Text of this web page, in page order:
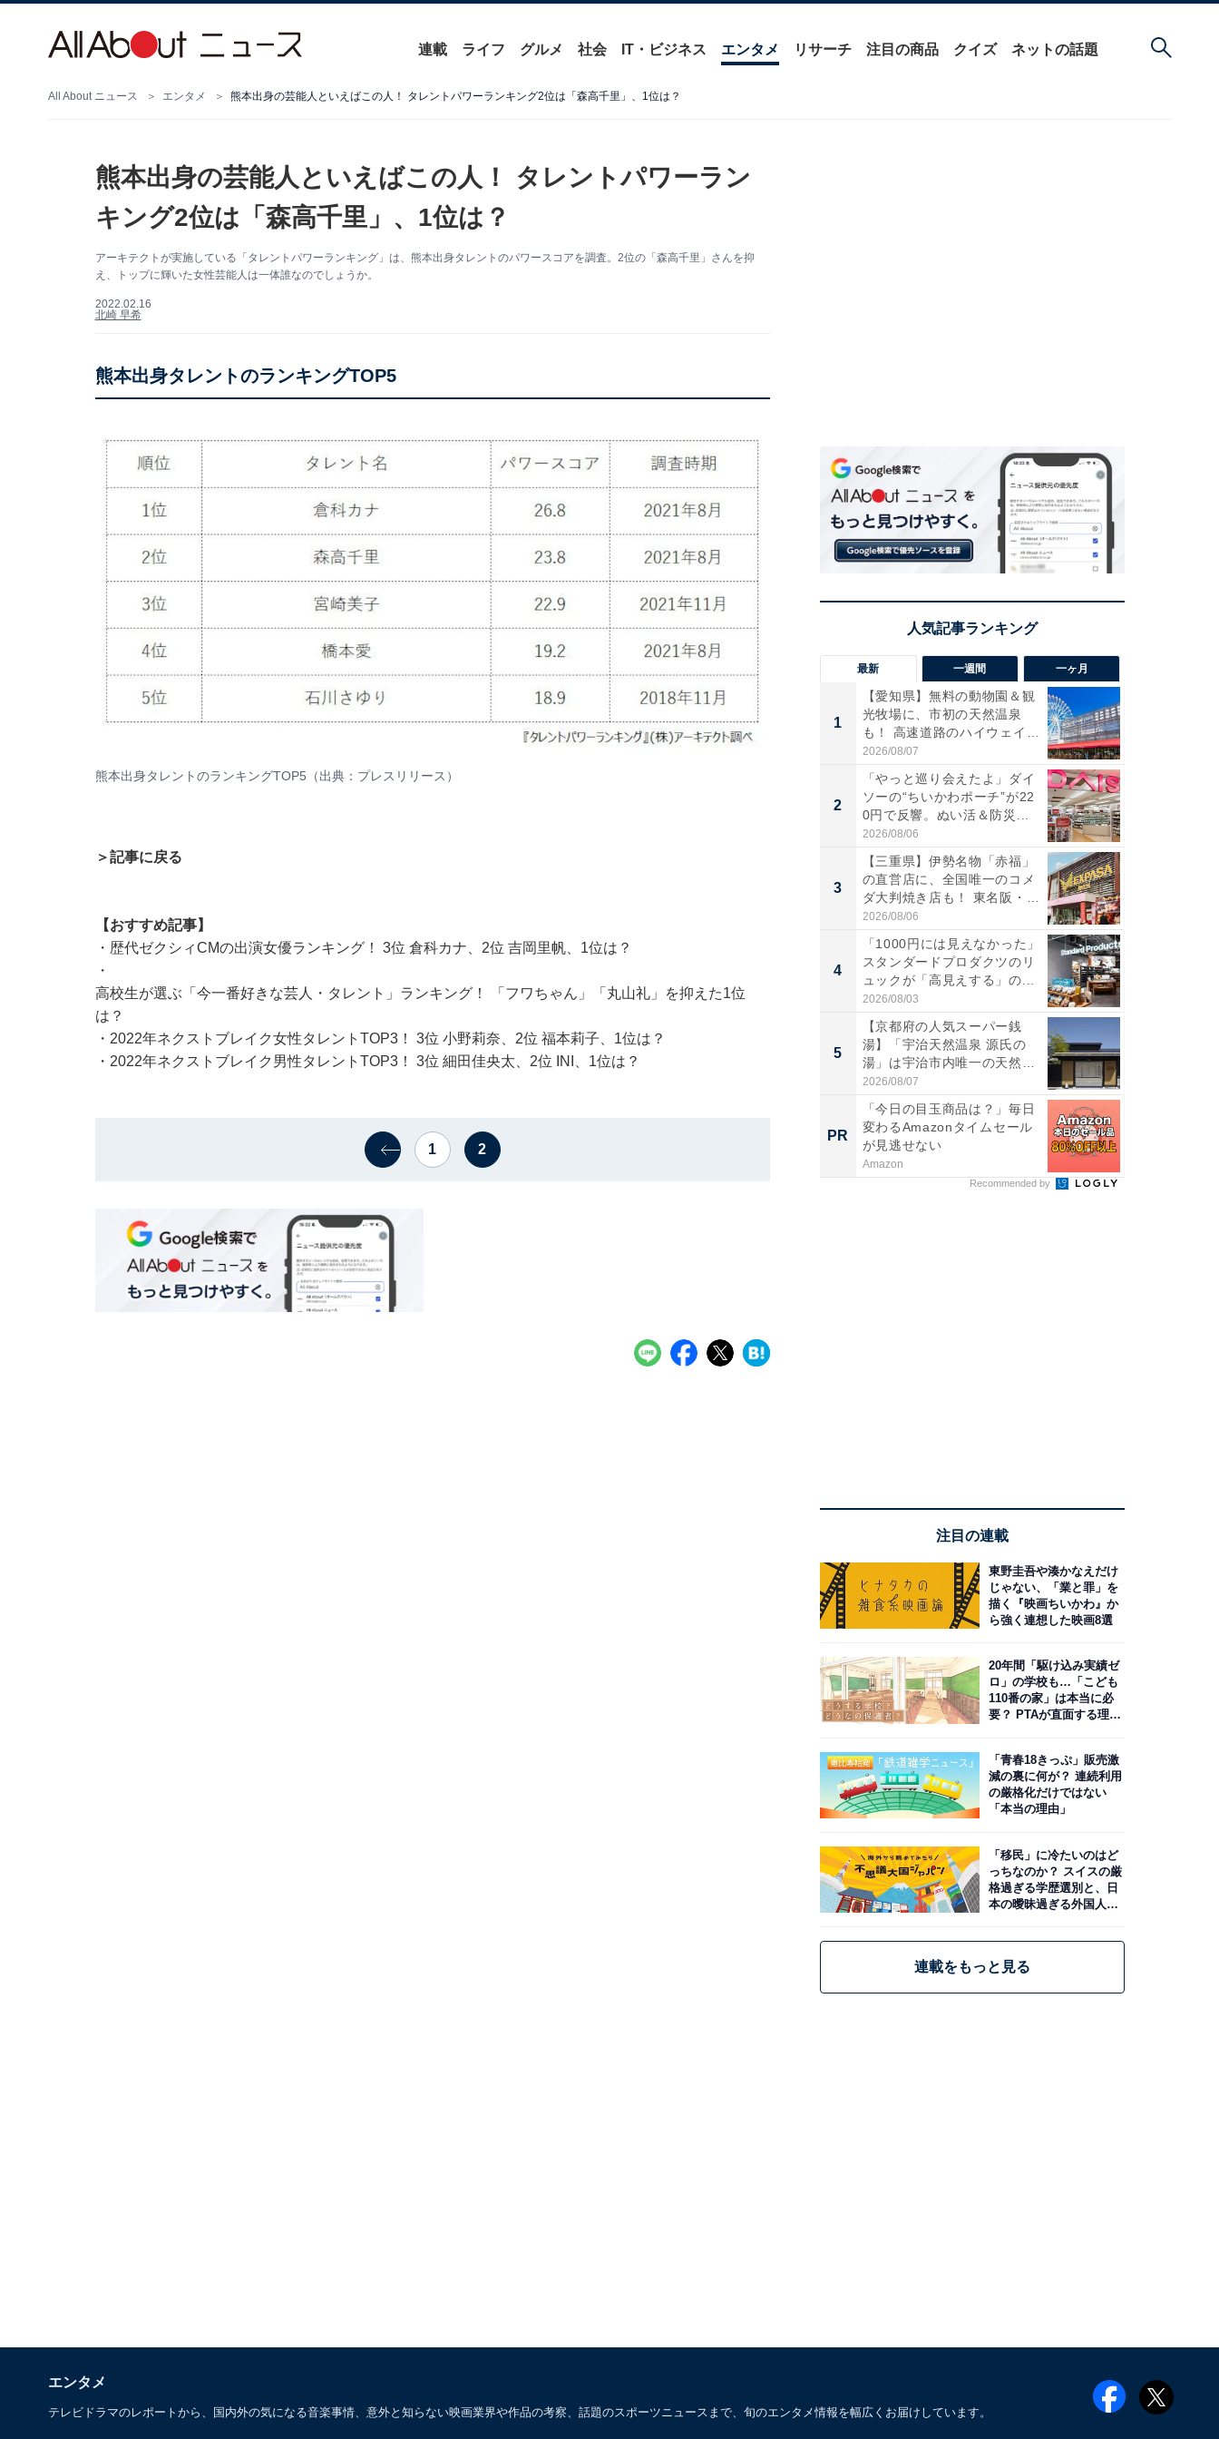
連載 ライフ グルメ 社会 IT・ビジネス エンタメ リサーチ 注目の商品 クイズ ネットの話題
All About ニュース エンタメ 熊本出身の芸能人といえばこの人！ タレントパワーランキング2位は「森高千里」、1位は？
熊本出身の芸能人といえばこの人！ タレントパワーラン
キング2位は「森高千里」、1位は？
アーキテクトが実施している「タレントパワーランキング」は、熊本出身タレントのパワースコアを調査。2位の「森高千里」さんを抑
え、トップに輝いた女性芸能人は一体誰なのでしょうか。
2022.02.16
北崎 早希
熊本出身タレントのランキングTOP5
熊本出身タレントのランキングTOP5（出典： プレスリリース ）
＞記事に戻る
【おすすめ記事】
・ 歴代ゼクシィCMの出演女優ランキング！ 3位 倉科カナ、2位 吉岡里帆、1位は？
・
高校生が選ぶ「今一番好きな芸人・タレント」ランキング！ 「フワちゃん」「丸山礼」を抑えた1位
は？
・ 2022年ネクストブレイク女性タレントTOP3！ 3位 小野莉奈、2位 福本莉子、1位は？
・ 2022年ネクストブレイク男性タレントTOP3！ 3位 細田佳央太、2位 INI、1位は？
1 2
最新 一週間 一ヶ月
1
【愛知県】無料の動物園＆観
光牧場に、市初の天然温泉
も！ 高速道路のハイウェイオ
ア...
2026/08/07
2
「やっと巡り会えたよ」ダイ
ソーの“ちいかわポーチ”が22
0円で反響。ぬい活＆防災...
2026/08/06
3
【三重県】伊勢名物「赤福」
の直営店に、全国唯一のコメ
ダ大判焼き店も！ 東名阪・
伊...
2026/08/06
4
「1000円には見えなかった」
スタンダードプロダクツのリ
ュックが「高見えする」の...
2026/08/03
5
【京都府の人気スーパー銭
湯】「宇治天然温泉 源氏の
湯」は宇治市内唯一の天然温
泉と...
2026/08/07
PR
「今日の目玉商品は？」毎日
変わるAmazonタイムセール
が見逃せない
Amazon
Recommended by
注目の連載
東野圭吾や湊かなえだけ
じゃない、「業と罪」を
描く『映画ちいかわ』か
ら強く連想した映画8選
20年間「駆け込み実績ゼ
ロ」の学校も…「こども
110番の家」は本当に必
要？ PTAが直面する理想
「青春18きっぷ」販売激
減の裏に何が？ 連続利用
の厳格化だけではない
「本当の理由」
「移民」に冷たいのはど
っちなのか？ スイスの厳
格過ぎる学歴選別と、日
本の曖昧過ぎる外国人政
連載をもっと見る
エンタメ
テレビドラマのレポートから、国内外の気になる音楽事情、意外と知らない映画業界や作品の考察、話題のスポーツニュースまで、旬のエンタメ情報を幅広くお届けしています。